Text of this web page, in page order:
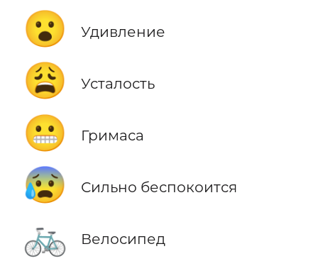
😮 Удивление
😩 Усталость
😬 Гримаса
😰 Сильно беспокоится
🚲 Велосипед